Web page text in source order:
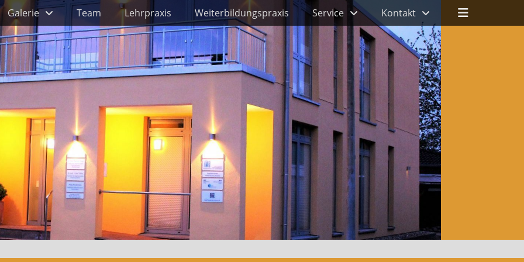
Galerie Team Lehrpraxis Weiterbildungspraxis Service Kontakt
Header
Toggle